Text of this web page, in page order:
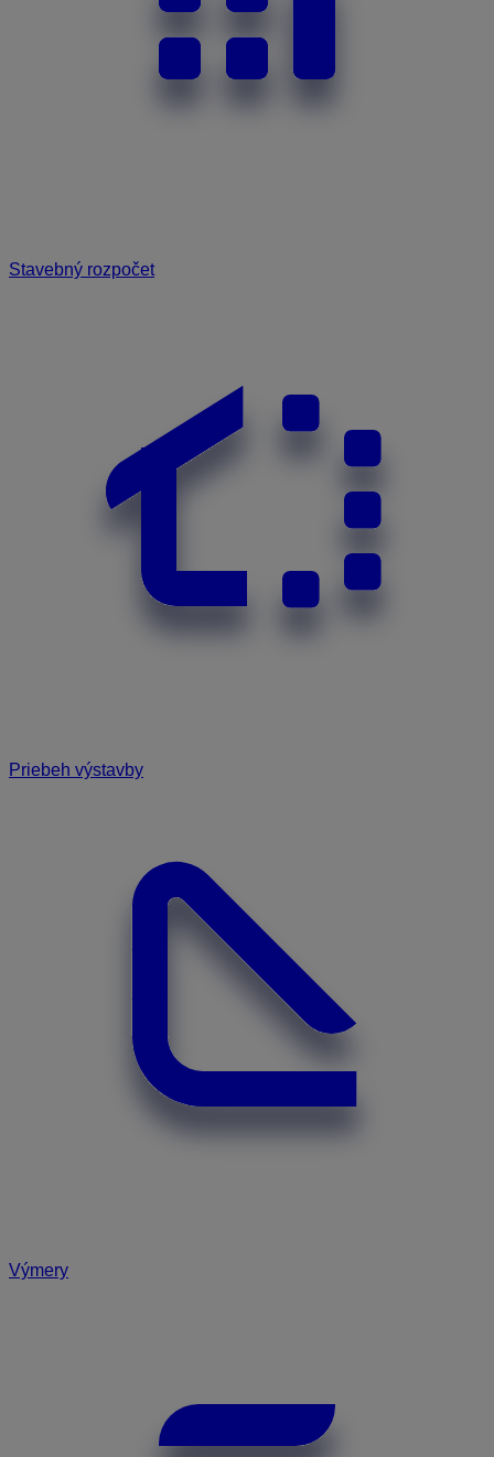
Stavebný rozpočet
Priebeh výstavby
Výmery